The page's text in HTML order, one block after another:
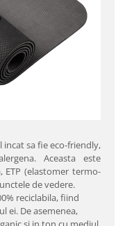
incat sa fie eco-friendly,
Aceasta este
(elastomer termo-
de vedere.
reciclabila, fiind
ei. De asemenea,